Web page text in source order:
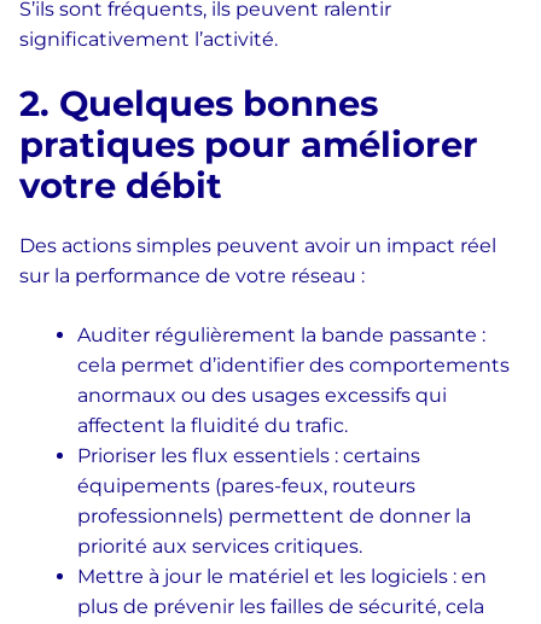
S’ils sont fréquents, ils peuvent ralentir
significativement l’activité.
2. Quelques bonnes
pratiques pour améliorer
votre débit
Des actions simples peuvent avoir un impact réel
sur la performance de votre réseau :
Auditer régulièrement la bande passante :
cela permet d’identifier des comportements
anormaux ou des usages excessifs qui
affectent la fluidité du trafic.
Prioriser les flux essentiels : certains
équipements (pares-feux, routeurs
professionnels) permettent de donner la
priorité aux services critiques.
Mettre à jour le matériel et les logiciels : en
plus de prévenir les failles de sécurité, cela